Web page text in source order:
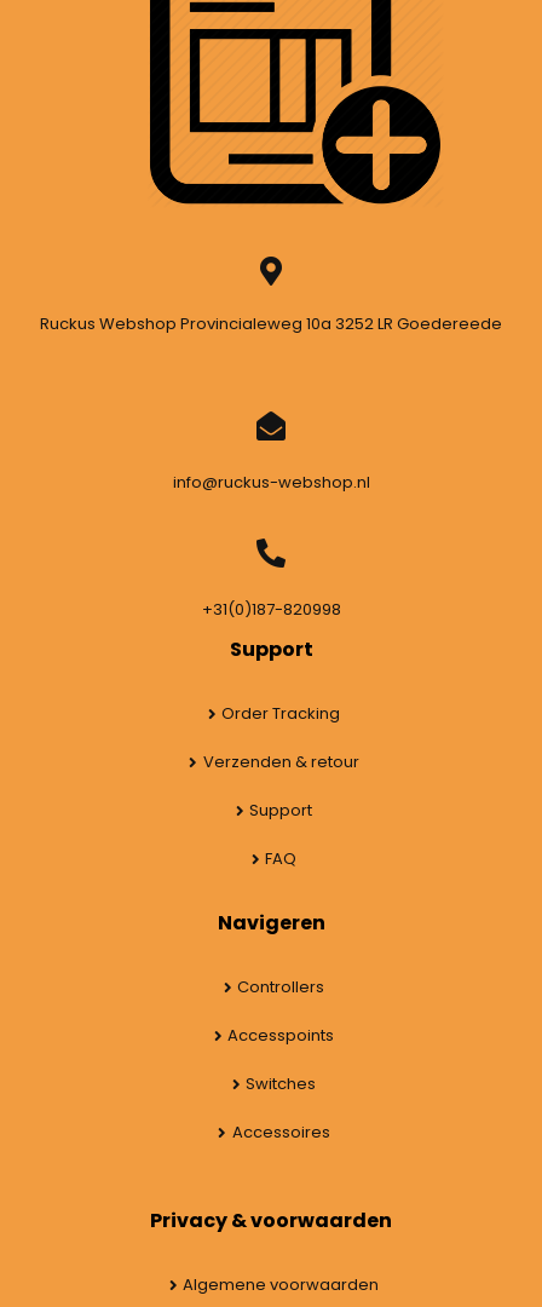
Ruckus Webshop Provincialeweg 10a 3252 LR Goedereede
info@ruckus-webshop.nl
+31(0)187-820998
Support
Order Tracking
Verzenden & retour
Support
FAQ
Navigeren
Controllers
Accesspoints
Switches
Accessoires
Privacy & voorwaarden
Algemene voorwaarden